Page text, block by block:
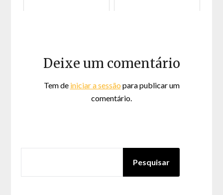
Deixe um comentário
Tem de iniciar a sessão para publicar um
comentário.
Pesquisar